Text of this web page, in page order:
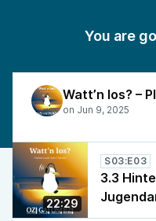
You are
22:29
S03:E03
3.3